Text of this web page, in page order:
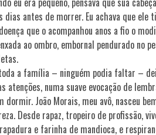
dias antes de morrer. Eu achava que
que o acompanhou anos a fio o
ao ombro, embornal pendurado no
a família – ninguém podia faltar –
atenções, numa suave evocação de
dormir. João Morais, meu avô, nasceu
Desde rapaz, tropeiro de profissão,
e farinha de mandioca, e